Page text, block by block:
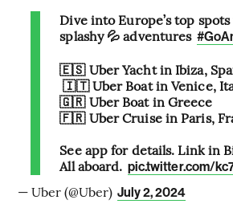
Dive into Europe’s top
splashy 💦 adventures
🇪🇸 Uber Yacht in Ibiza,
🇮🇹 Uber Boat in Venice,
🇬🇷 Uber Boat in Greece
🇫🇷 Uber Cruise in Paris,
See app for details. Link in
All aboard. pic.twitter.com/
— Uber (@Uber) July 2, 2024